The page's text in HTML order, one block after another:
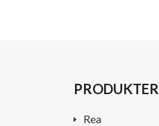
PRODUKTER
Rea